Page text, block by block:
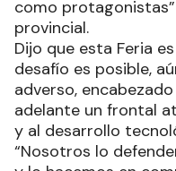
como
provincial.
Dijo que esta Feria
desafío es posible,
adverso,
adelante un frontal
y al desarrollo
“Nosotros lo